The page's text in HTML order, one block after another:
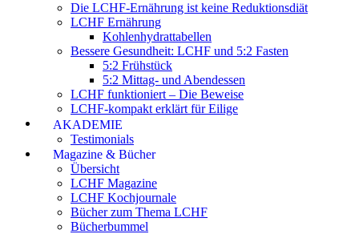
Die LCHF-Ernährung ist keine Reduktionsdiät
LCHF Ernährung
Kohlenhydrattabellen
Bessere Gesundheit: LCHF und 5:2 Fasten
5:2 Frühstück
5:2 Mittag- und Abendessen
LCHF funktioniert – Die Beweise
LCHF-kompakt erklärt für Eilige
AKADEMIE
Testimonials
Magazine & Bücher
Übersicht
LCHF Magazine
LCHF Kochjournale
Bücher zum Thema LCHF
Bücherbummel